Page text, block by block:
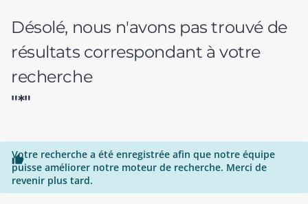
Désolé, nous n'avons pas trouvé de
résultats correspondant à votre
recherche
"*"

Votre recherche a été enregistrée afin que notre équipe
puisse améliorer notre moteur de recherche. Merci de
revenir plus tard.